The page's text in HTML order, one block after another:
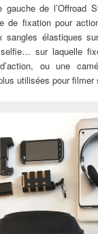
de l’Offroad
de fixation pour
sangles élastiques
sur laquelle
ou une
utilisées pour